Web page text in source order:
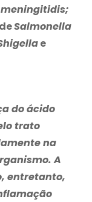
meningitidis;
Salmonella
e
do ácido
trato
na
A
entretanto,